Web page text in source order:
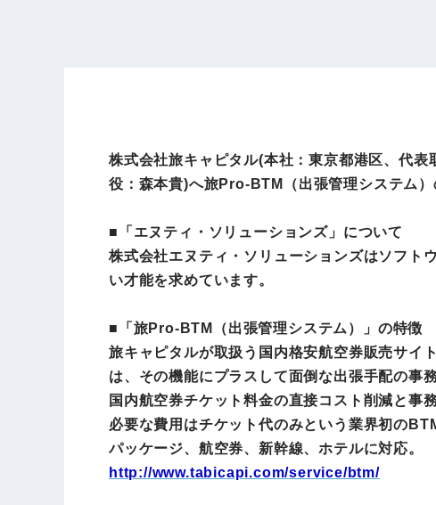
海
AI
町
株式会社旅キャピタル(本社：東京都港区、代
役：森本貴)へ旅Pro-BTM（出張管理システム）
■「エヌティ・ソリューションズ」について
株式会社エヌティ・ソリューションズはソフト
い才能を求めています。
■「旅Pro‐BTM（出張管理システム）」の特徴
旅キャピタルが取扱う国内格安航空券販売サイ
は、その機能にプラスして面倒な出張手配の
国内航空券チケット料金の直接コスト削減と事
必要な費用はチケット代のみという業界初の
パッケージ、航空券、新幹線、ホテルに対応。
http://www.tabicapi.com/service/btm/